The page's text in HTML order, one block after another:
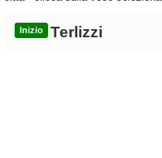
Inizio Terlizzi